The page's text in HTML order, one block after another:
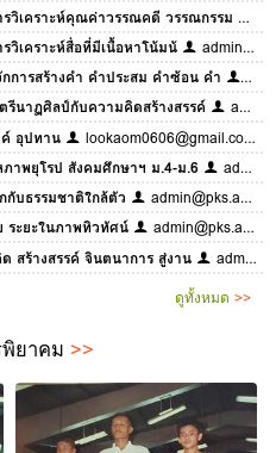
วิเคราะห์คุณค่าวรรณคดี วรรณกรรม
วิเคราะห์สื่อที่มีเนื้อหาโน้มน้
admin@pks.ac.th
การสร้างคำ คำประสม คำซ้อน คำ
รีนาฏศิลป์กับความคิดสร้างสรรค์
admin@pks.ac.th
ค์ อุปทาน
lookaom0606@gmail.com
าพยุโรป สังคมศึกษาฯ ม.4-ม.6
admin@pks.ac.th
กับธรรมชาติใกล้ตัว
admin@pks.ac.th
ระยะในภาพทิวทัศน์
admin@pks.ac.th
สร้างสรรค์ จินตนาการ สู่งาน
admin@pks.ac.th
ดูทั้งหมด >>
พิยาคม >>